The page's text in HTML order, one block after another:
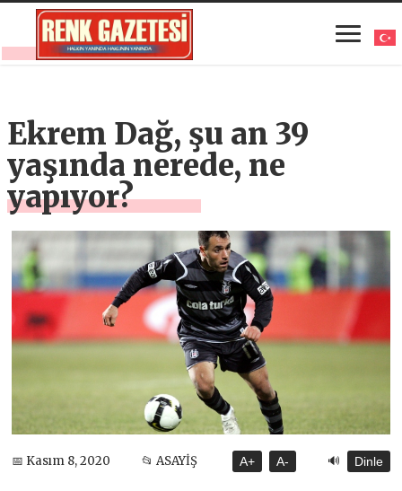
Ekrem Dağ, şu an 39
yaşında nerede, ne
yapıyor?
📅 Kasım 8, 2020 📂 ASAYİŞ A+ A- 🔊 Dinle